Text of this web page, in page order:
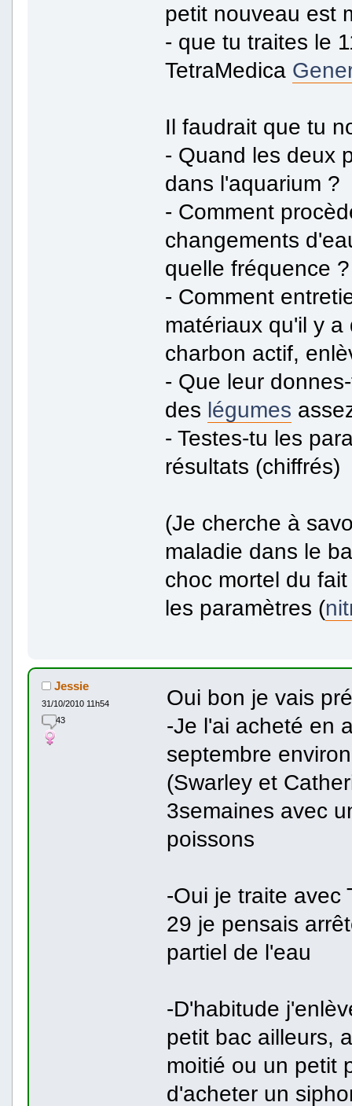
petit nouveau est
- que tu traites le
TetraMedica
Il faudrait que tu
- Quand les deux
dans l'aquarium ?
- Comment
changements
quelle fréquence ?
- Comment
matériaux qu'il y
charbon actif,
- Que leur
des légumes
- Testes-tu les
résultats (chiffrés)
(Je cherche à
maladie dans le
choc mortel du
les paramètres (
Jessie
31/10/2010 11h54
43
Oui bon je vais
-Je l'ai acheté en
septembre
(Swarley et
3semaines avec
poissons
-Oui je traite avec
29 je pensais
partiel de l'eau
-D'habitude
petit bac ailleurs,
moitié ou un petit
d'acheter un